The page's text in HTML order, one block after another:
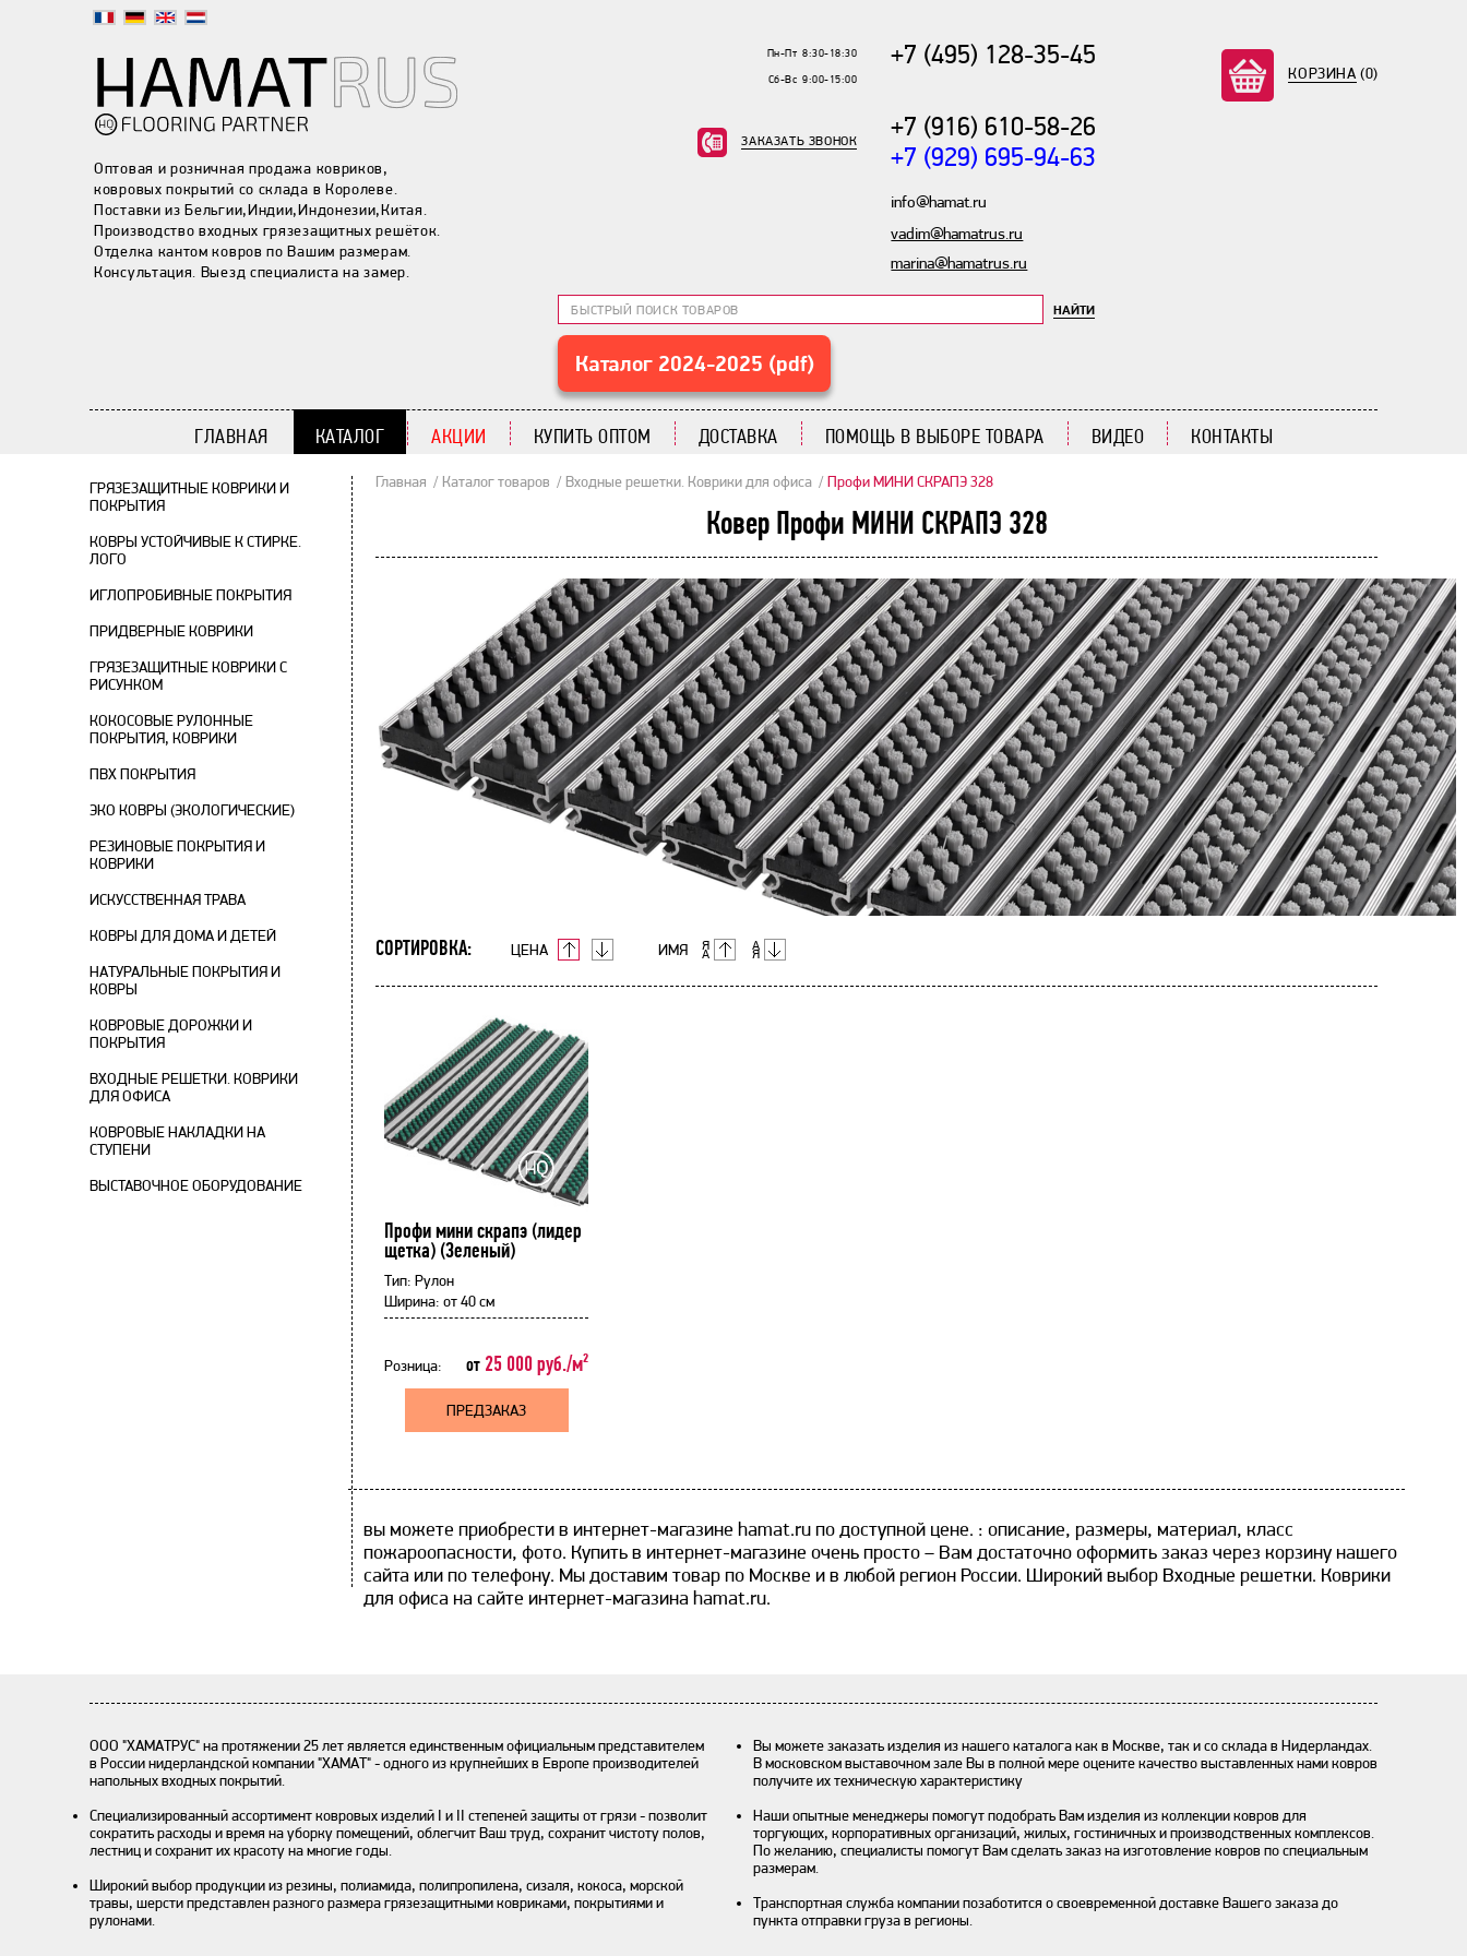
Оптовая и розничная продажа ковриков,
ковровых покрытий со склада в Королеве.
Поставки из Бельгии,Индии,Индонезии,Китая.
Производство входных грязезащитных решёток.
Отделка кантом ковров по Вашим размерам.
Консультация. Выезд специалиста на замер.
КОРЗИНА (0)
+7 (495) 128-35-45
+7 (916) 610-58-26
+7 (929) 695-94-63
info@hamat.ru
vadim@hamatrus.ru
marina@hamatrus.ru
Пн-Пт 8:30-18:30
Сб-Вс 9:00-15:00
ЗАКАЗАТЬ ЗВОНОК
НАЙТИ
Каталог 2024-2025 (pdf)
ГЛАВНАЯ КАТАЛОГ АКЦИИ КУПИТЬ ОПТОМ ДОСТАВКА ПОМОЩЬ В ВЫБОРЕ ТОВАРА ВИДЕО КОНТАКТЫ
ГРЯЗЕЗАЩИТНЫЕ КОВРИКИ И
ПОКРЫТИЯ
КОВРЫ УСТОЙЧИВЫЕ К СТИРКЕ.
ЛОГО
ИГЛОПРОБИВНЫЕ ПОКРЫТИЯ
ПРИДВЕРНЫЕ КОВРИКИ
ГРЯЗЕЗАЩИТНЫЕ КОВРИКИ С
РИСУНКОМ
КОКОСОВЫЕ РУЛОННЫЕ
ПОКРЫТИЯ, КОВРИКИ
ПВХ ПОКРЫТИЯ
ЭКО КОВРЫ (ЭКОЛОГИЧЕСКИЕ)
РЕЗИНОВЫЕ ПОКРЫТИЯ И
КОВРИКИ
ИСКУССТВЕННАЯ ТРАВА
КОВРЫ ДЛЯ ДОМА И ДЕТЕЙ
НАТУРАЛЬНЫЕ ПОКРЫТИЯ И
КОВРЫ
КОВРОВЫЕ ДОРОЖКИ И
ПОКРЫТИЯ
ВХОДНЫЕ РЕШЕТКИ. КОВРИКИ
ДЛЯ ОФИСА
КОВРОВЫЕ НАКЛАДКИ НА
СТУПЕНИ
ВЫСТАВОЧНОЕ ОБОРУДОВАНИЕ
Главная Каталог товаров Входные решетки. Коврики для офиса Профи МИНИ СКРАПЭ 328
Ковер Профи МИНИ СКРАПЭ 328
СОРТИРОВКА: ЦЕНА ИМЯ
Профи мини скрапэ (лидер
щетка) (Зеленый)
Тип: Рулон
Ширина: от40 см
Розница: от 25 000 руб./м²
ПРЕДЗАКАЗ
вы можете приобрести в интернет-магазине hamat.ru по доступной цене. ​: описание, размеры, материал, класс
пожароопасности, фото. Купить в интернет-магазине очень просто – Вам достаточно оформить заказ через корзину нашего
сайта или по телефону. Мы доставим товар по Москве и в любой регион России. Широкий выбор Входные решетки. Коврики
для офиса на сайте интернет-магазина hamat.ru.
ООО "ХАМАТРУС" на протяжении 25 лет является единственным официальным представителем
в России нидерландской компании "ХАМАТ" - одного из крупнейших в Европе производителей
напольных входных покрытий.
Специализированный ассортимент ковровых изделий I и II степеней защиты от грязи - позволит
сократить расходы и время на уборку помещений, облегчит Ваш труд, сохранит чистоту полов,
лестниц и сохранит их красоту на многие годы.
Широкий выбор продукции из резины, полиамида, полипропилена, сизаля, кокоса, морской
травы, шерсти представлен разного размера грязезащитными ковриками, покрытиями и
рулонами.
Вы можете заказать изделия из нашего каталога как в Москве, так и со склада в Нидерландах.
В московском выставочном зале Вы в полной мере оцените качество выставленных нами ковров
получите их техническую характеристику
Наши опытные менеджеры помогут подобрать Вам изделия из коллекции ковров для
торгующих, корпоративных организаций, жилых, гостиничных и производственных комплексов.
По желанию, специалисты помогут Вам сделать заказ на изготовление ковров по специальным
размерам.
Транспортная служба компании позаботится о своевременной доставке Вашего заказа до
пункта отправки груза в регионы.